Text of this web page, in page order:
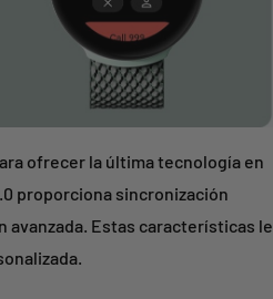
ofrecer la última tecnología en
proporciona sincronización
Estas características le